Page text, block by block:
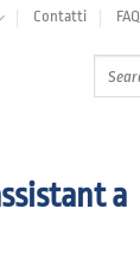
Contatti FAQ
a